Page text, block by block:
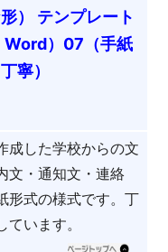
） テンプレート
Word）07（手紙
寧）
成した学校からの文
文・通知文・連絡
形式の様式です。丁
います。